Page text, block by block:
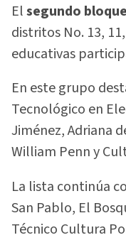
Elsegundo bloque
distritos No. 13,
educativas
En este grupo
Tecnológico en
Jiménez, Adriana
William Penn y
La lista continúa
San Pablo, El
Técnico Cultura